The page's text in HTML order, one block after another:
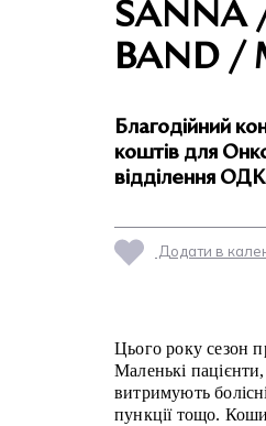
SANNA
BAND /
Благодійний
коштів для
відділення
Додати в
Цього року сезон
Маленькі
витримують
пункції тощо.